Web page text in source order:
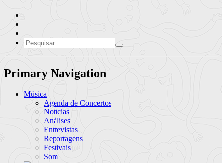
Primary Navigation
Música
Agenda de Concertos
Notícias
Análises
Entrevistas
Reportagens
Festivais
Som